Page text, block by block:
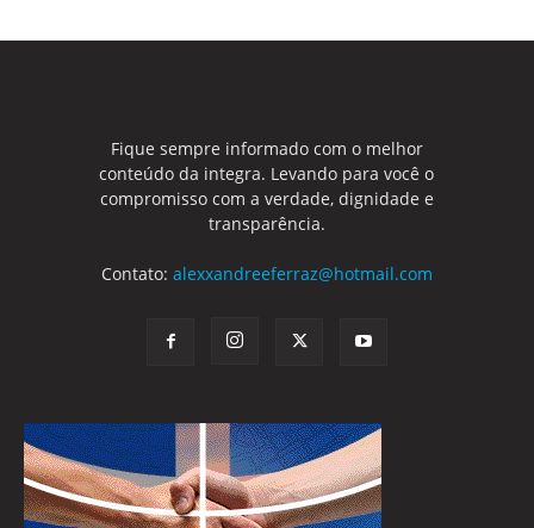
Fique sempre informado com o melhor
conteúdo da integra. Levando para você o
compromisso com a verdade, dignidade e
transparência.
Contato: alexxandreeferraz@hotmail.com